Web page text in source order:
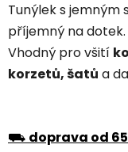
Tunýlek s
příjemný na dotek.
Vhodný pro všití
korzetů, šatů a
⛟ doprava od